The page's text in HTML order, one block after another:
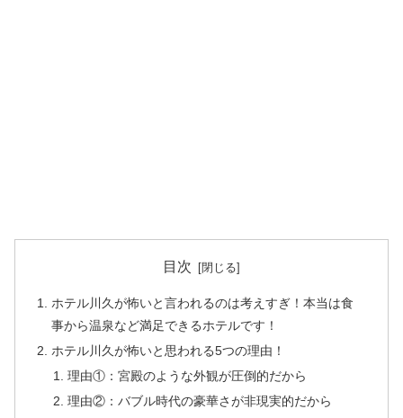
目次
ホテル川久が怖いと言われるのは考えすぎ！本当は食
事から温泉など満足できるホテルです！
ホテル川久が怖いと思われる5つの理由！
理由①：宮殿のような外観が圧倒的だから
理由②：バブル時代の豪華さが非現実的だから